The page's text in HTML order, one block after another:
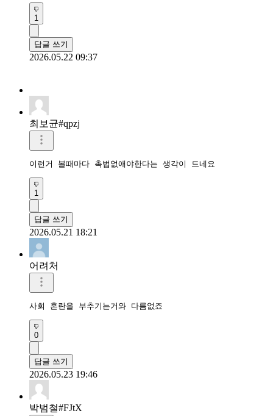
1
답글 쓰기
2026.05.22 09:37
최보균#qpzj
이런거 볼때마다 촉법없애야한다는 생각이 드네요
1
답글 쓰기
2026.05.21 18:21
어려처
사회 혼란을 부추기는거와 다름없죠
0
답글 쓰기
2026.05.23 19:46
박범철#FJtX